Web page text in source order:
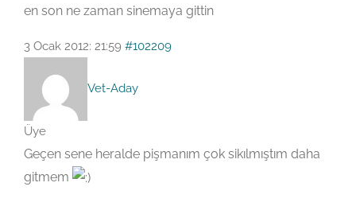
en son ne zaman sinemaya gittin
3 Ocak 2012: 21:59 #102209
Vet-Aday
Üye
Geçen sene heralde pişmanım çok sikılmıştım daha
gitmem